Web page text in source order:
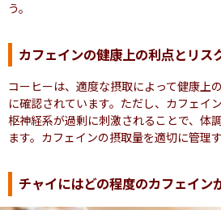
う。
カフェインの健康上の利点とリス
コーヒーは、適度な摂取によって健康上
に確認されています。ただし、カフェイ
枢神経系が過剰に刺激されることで、体
ます。カフェインの摂取量を適切に管理
チャイにはどの程度のカフェイン